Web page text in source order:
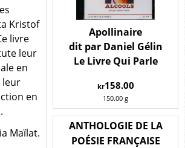
Kristof
livre
leur
en
leur
en
Maïlat.
Apollinaire
dit par Daniel Gélin
Le Livre Qui Parle
kr158.00
150.00 g
ANTHOLOGIE DE LA
POÉSIE FRANÇAISE